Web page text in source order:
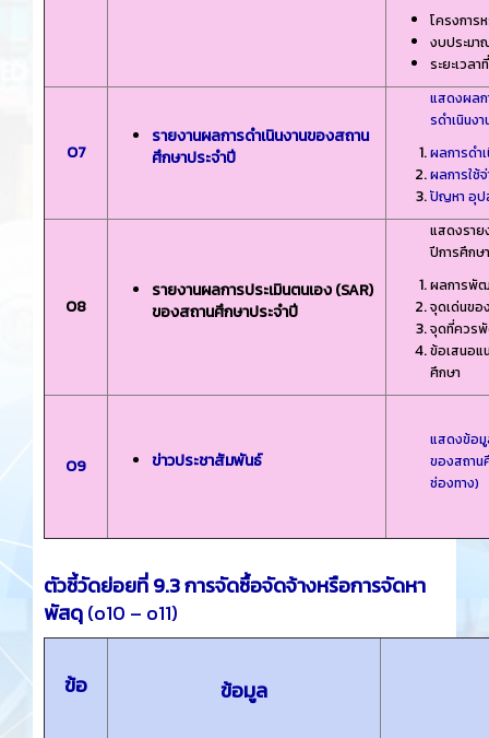
โครงการ
งบประมา
ระยะเวลา
O7
รายงานผลการดําเนินงานของสถาน
ศึกษาประจําปี
แสดงผลก
รดําเนินง
ผลการดํา
ผลการใช้
ปัญหา อุป
O8
รายงานผลการประเมินตนเอง (SAR)
ของสถานศึกษาประจําปี
แสดงราย
ปีการศึกษ
ผลการพั
จุดเด่นขอ
จุดที่ควรพั
ข้อเสนอแ
ศึกษา
O9 ข่าวประชาสัมพันธ์
แสดงข้อมู
ของสถาน
ช่องทาง)
ตัวชี้วัดย่อยที่ 9.3 การจัดซื้อจัดจ้างหรือการจัดหา
พัสดุ(o10 – o11)
ข้อ ข้อมูล